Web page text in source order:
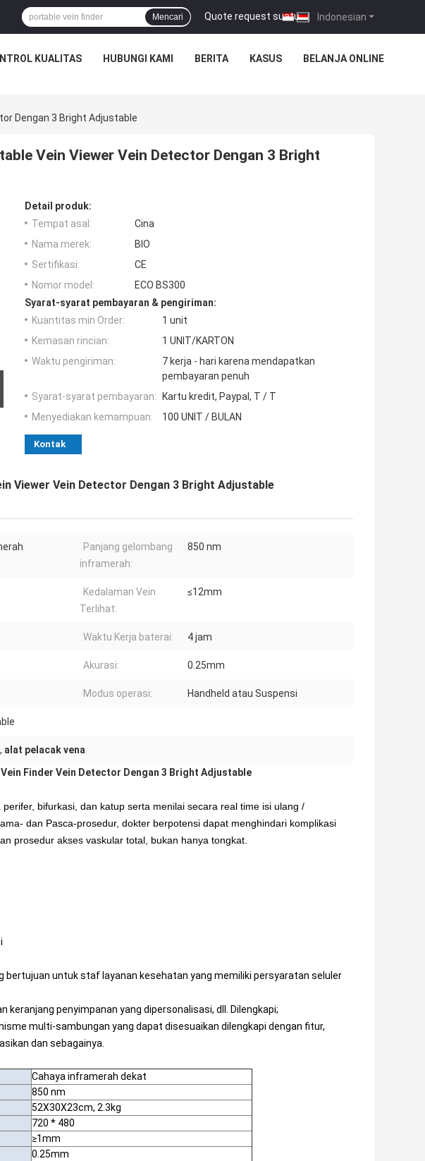
Indonesian
Quote request suatu |
Mencari
KUALITAS HUBUNGI KAMI BERITA KASUS BELANJA ONLINE
Dengan 3 Bright Adjustable
Vein Viewer Vein Detector Dengan 3 Bright
Detail produk:
Tempat asal:
Cina
Nama merek:
BIO
Sertifikasi:
CE
Nomor model:
ECO BS300
Syarat-syarat pembayaran & pengiriman:
Kuantitas min Order:
1 unit
Kemasan rincian:
1 UNIT/KARTON
Waktu pengiriman:
7 kerja - hari karena mendapatkan
pembayaran penuh
Syarat-syarat pembayaran:
Kartu kredit, Paypal, T / T
Menyediakan kemampuan:
100 UNIT / BULAN
Kontak
Viewer Vein Detector Dengan 3 Bright Adjustable
Panjang gelombang
inframerah:
850 nm
Kedalaman Vein
Terlihat:
≤12mm
Waktu Kerja baterai: 4 jam
Akurasi: 0.25mm
Modus operasi: Handheld atau Suspensi
, alat pelacak vena
Finder Vein Detector Dengan 3 Bright Adjustable
bifurkasi, dan katup serta menilai secara real time isi ulang /
dan Pasca-prosedur, dokter berpotensi dapat menghindari komplikasi
prosedur akses vaskular total, bukan hanya tongkat.
bertujuan untuk staf layanan kesehatan yang memiliki persyaratan seluler
penyimpanan yang dipersonalisasi, dll. Dilengkapi;
multi-sambungan yang dapat disesuaikan dilengkapi dengan fitur,
dan sebagainya.
Cahaya inframerah dekat
850 nm
52X30X23cm, 2.3kg
720 * 480
≥1mm
0.25mm